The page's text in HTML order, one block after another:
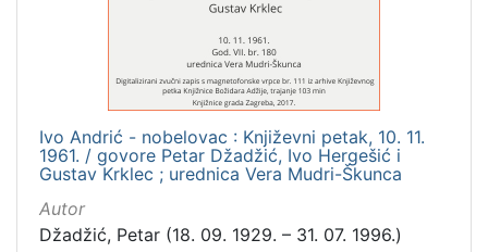
Ivo Andrić - nobelovac : Književni petak, 10. 11.
1961. / govore Petar Džadžić, Ivo Hergešić i
Gustav Krklec ; urednica Vera Mudri-Škunca
Autor
Džadžić, Petar (18. 09. 1929. – 31. 07. 1996.)